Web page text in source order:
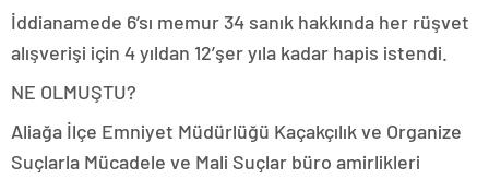
İddianamede 6’sı memur 34 sanık hakkında her rüşvet
alışverişi için 4 yıldan 12’şer yıla kadar hapis istendi.
NE OLMUŞTU?
Aliağa İlçe Emniyet Müdürlüğü Kaçakçılık ve Organize
Suçlarla Mücadele ve Mali Suçlar büro amirlikleri